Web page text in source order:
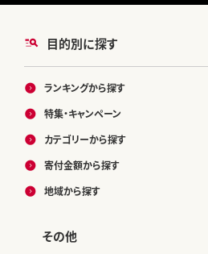
目的別に探す
ランキングから探す
特集・キャンペーン
カテゴリーから探す
寄付金額から探す
地域から探す
その他